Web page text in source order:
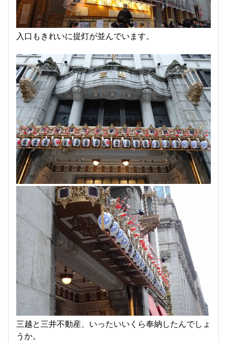
入口もきれいに提灯が並んでいます。
三越と三井不動産、いったいいくら奉納したんでしょ
うか。